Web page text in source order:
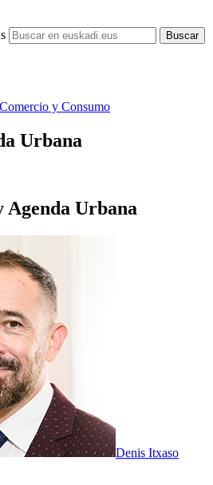
y Consumo
Urbana
Agenda Urbana
Denis Itxaso